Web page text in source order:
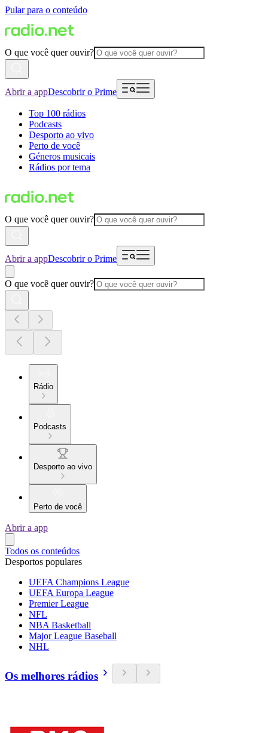
Pular para o conteúdo
O que você quer ouvir?
Abrir a appDescobrir o Prime
Top 100 rádios
Podcasts
Desporto ao vivo
Perto de você
Géneros musicais
Rádios por tema
O que você quer ouvir?
Abrir a appDescobrir o Prime
O que você quer ouvir?
Rádio
Podcasts
Desporto ao vivo
Perto de você
Abrir a app
Todos os conteúdos
Desportos populares
UEFA Champions League
UEFA Europa League
Premier League
NFL
NBA Basketball
Major League Baseball
NHL
Os melhores rádios